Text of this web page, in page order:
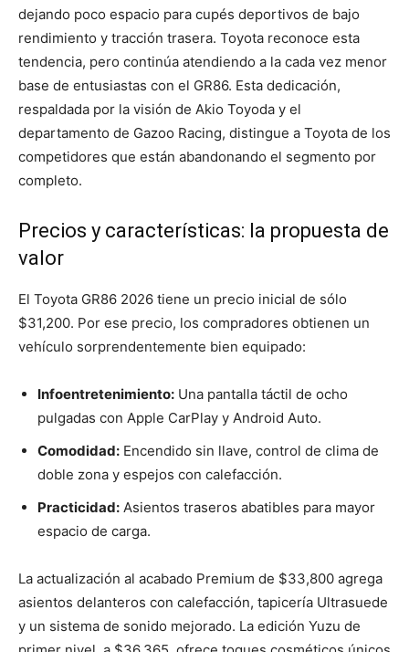
dejando poco espacio para cupés deportivos de bajo
rendimiento y tracción trasera. Toyota reconoce esta
tendencia, pero continúa atendiendo a la cada vez menor
base de entusiastas con el GR86. Esta dedicación,
respaldada por la visión de Akio Toyoda y el
departamento de Gazoo Racing, distingue a Toyota de los
competidores que están abandonando el segmento por
completo.
Precios y características: la propuesta de
valor
El Toyota GR86 2026 tiene un precio inicial de sólo
$31,200. Por ese precio, los compradores obtienen un
vehículo sorprendentemente bien equipado:
Infoentretenimiento: Una pantalla táctil de ocho
pulgadas con Apple CarPlay y Android Auto.
Comodidad: Encendido sin llave, control de clima de
doble zona y espejos con calefacción.
Practicidad: Asientos traseros abatibles para mayor
espacio de carga.
La actualización al acabado Premium de $33,800 agrega
asientos delanteros con calefacción, tapicería Ultrasuede
y un sistema de sonido mejorado. La edición Yuzu de